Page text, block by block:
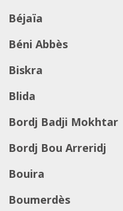
Béjaïa
Béni Abbès
Biskra
Blida
Bordj Badji Mokhtar
Bordj Bou Arreridj
Bouira
Boumerdès